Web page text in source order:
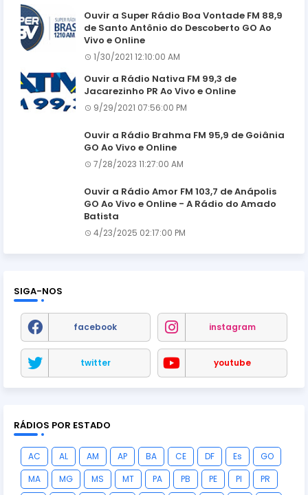
Ouvir a Super Rádio Boa Vontade FM 88,9
de Santo Antônio do Descoberto GO Ao
Vivo e Online
1/30/2021 12:10:00 AM
Ouvir a Rádio Nativa FM 99,3 de
Jacarezinho PR Ao Vivo e Online
9/29/2021 07:56:00 PM
Ouvir a Rádio Brahma FM 95,9 de Goiânia
GO Ao Vivo e Online
7/28/2023 11:27:00 AM
Ouvir a Rádio Amor FM 103,7 de Anápolis
GO Ao Vivo e Online - A Rádio do Amado
Batista
4/23/2025 02:17:00 PM
SIGA-NOS
facebook instagram
twitter youtube
RÁDIOS POR ESTADO
AC AL AM AP BA CE DF Es
GO
MA
MG MS MT PA PB PE PI
PR